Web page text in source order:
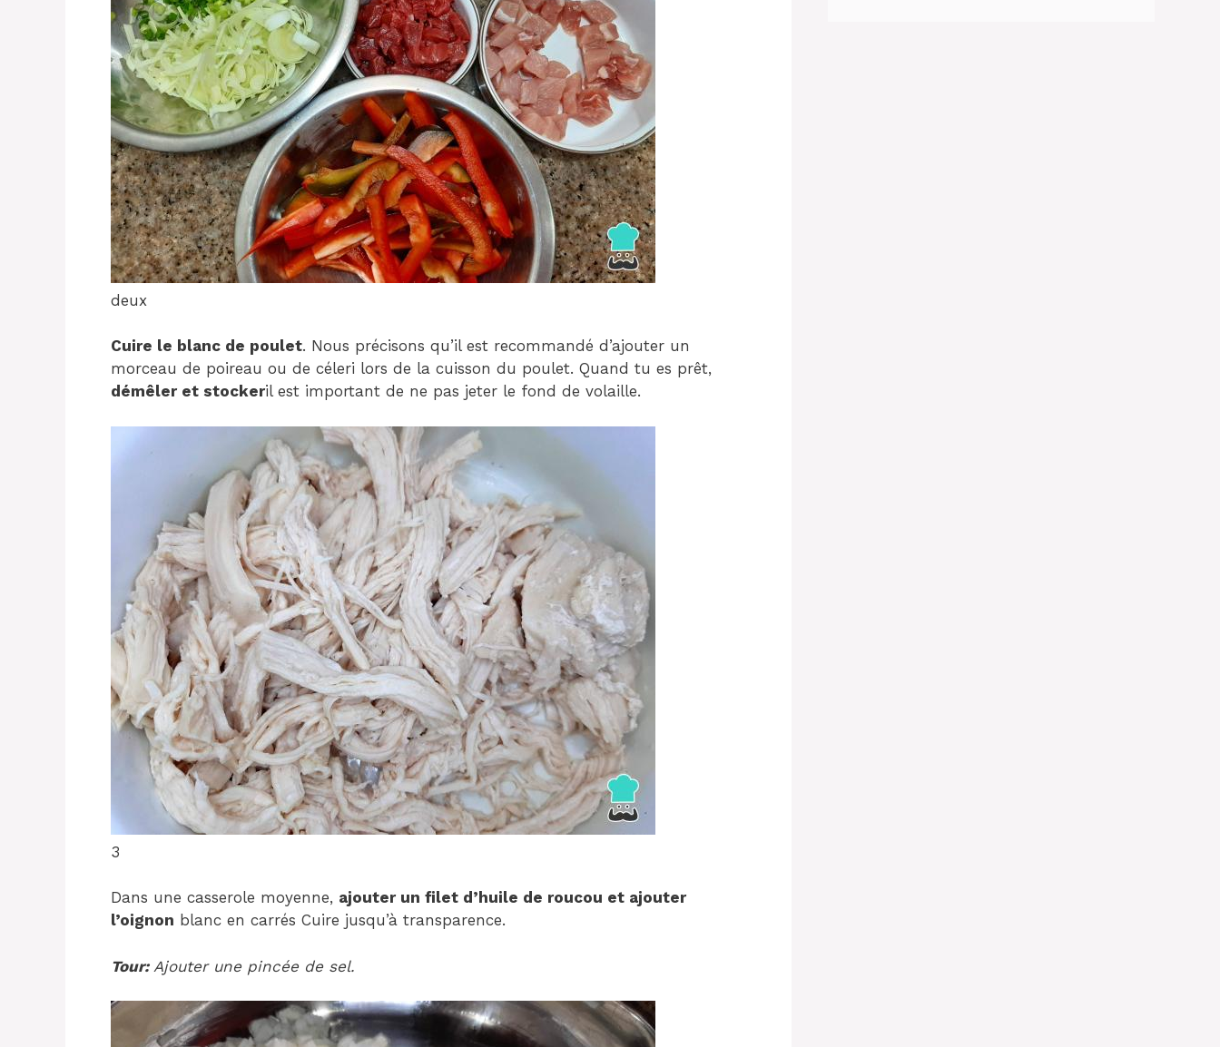
deux
Cuire le blanc de poulet. Nous précisons qu’il est recommandé d’ajouter un
morceau de poireau ou de céleri lors de la cuisson du poulet. Quand tu es prêt,
démêler et stockeril est important de ne pas jeter le fond de volaille.
3
Dans une casserole moyenne, ajouter un filet d’huile de roucou et ajouter
l’oignon blanc en carrés Cuire jusqu’à transparence.
Tour:Ajouter une pincée de sel.